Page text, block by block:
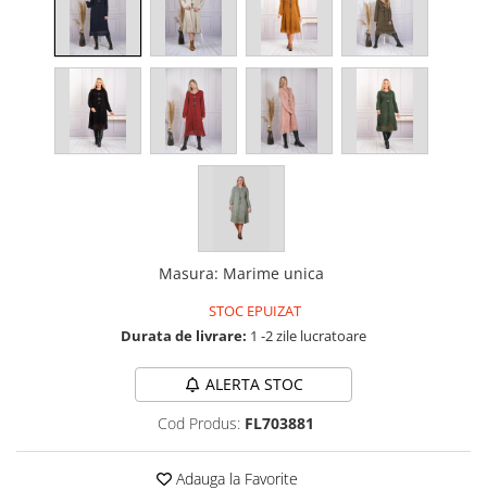
Masura: Marime unica
STOC EPUIZAT
Durata de livrare: 1 -2 zile lucratoare
ALERTA STOC
Cod Produs: FL703881
Adauga la Favorite